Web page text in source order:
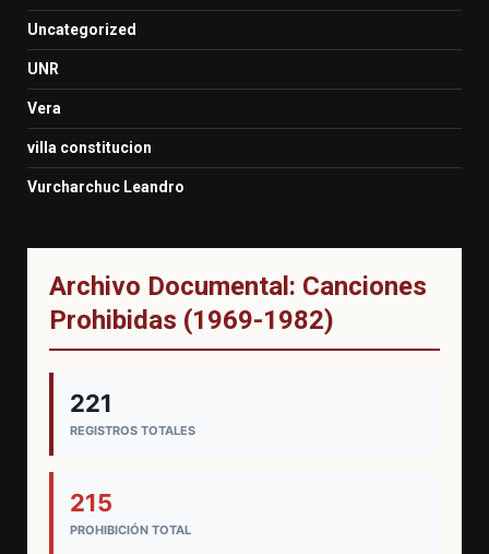
Uncategorized
UNR
Vera
villa constitucion
Vurcharchuc Leandro
Archivo Documental: Canciones
Prohibidas (1969-1982)
221
REGISTROS TOTALES
215
PROHIBICIÓN TOTAL